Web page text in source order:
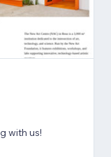
with us!